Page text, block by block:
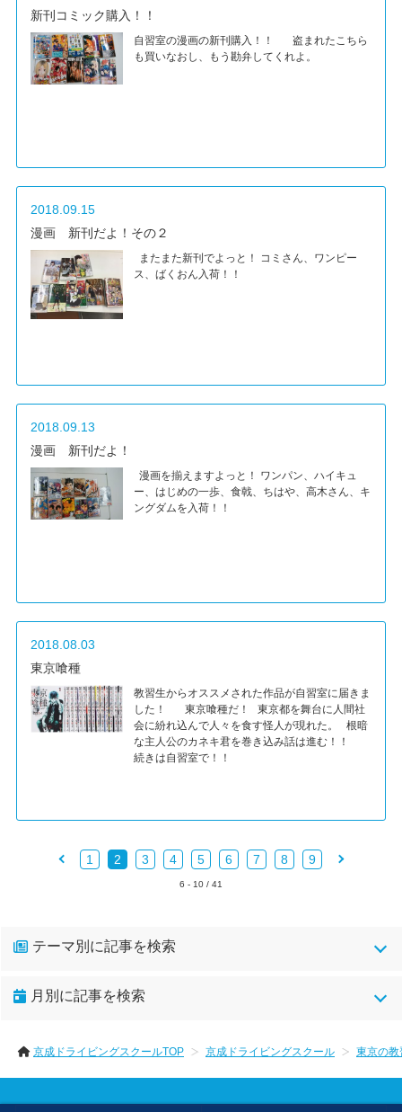
新刊コミック購入！！
自習室の漫画の新刊購入！！ 盗まれたこちら
も買いなおし、もう勘弁してくれよ。
2018.09.15
漫画 新刊だよ！その２
またまた新刊でよっと！ コミさん、ワンピー
ス、ばくおん入荷！！
2018.09.13
漫画 新刊だよ！
漫画を揃えますよっと！ ワンパン、ハイキュ
ー、はじめの一歩、食戟、ちはや、高木さん、キ
ングダムを入荷！！
2018.08.03
東京喰種
教習生からオススメされた作品が自習室に届きま
した！ 東京喰種だ！ 東京都を舞台に人間社
会に紛れ込んで人々を食す怪人が現れた。 根暗
な主人公のカネキ君を巻き込み話は進む！！
続きは自習室で！！
1 2 3 4 5 6 7 8 9
6 - 10 / 41
テーマ別に記事を検索
kdsイベント(148)
お客様の声(6) お知らせ(1) お見舞い(2)
月別に記事を検索
京成ドライビングスクールTOP 京成ドライビングスクール 東京の教